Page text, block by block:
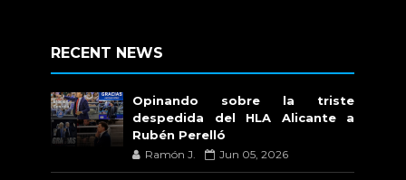
RECENT NEWS
Opinando sobre la triste
despedida del HLA Alicante a
Rubén Perelló
Ramón J. Jun 05, 2026